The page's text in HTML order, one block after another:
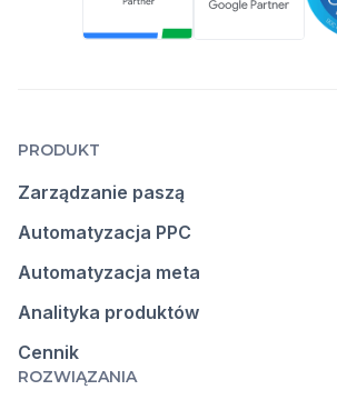
PRODUKT
Zarządzanie paszą
Automatyzacja PPC
Automatyzacja meta
Analityka produktów
Cennik
ROZWIĄZANIA